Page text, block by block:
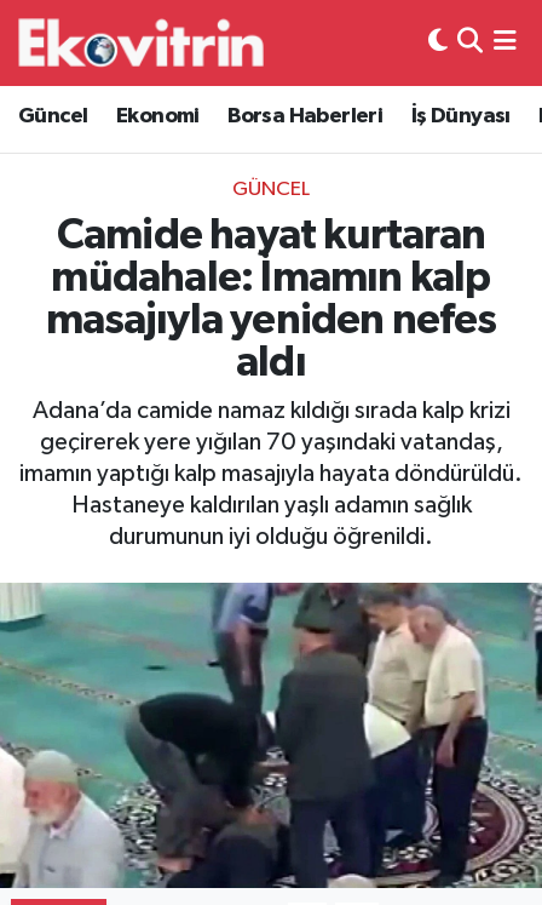
Güncel Ekonomi Borsa Haberleri İş Dünyası
GÜNCEL
Camide hayat kurtaran
müdahale: İmamın kalp
masajıyla yeniden nefes
aldı
Adana’da camide namaz kıldığı sırada kalp krizi
geçirerek yere yığılan 70 yaşındaki vatandaş,
imamın yaptığı kalp masajıyla hayata döndürüldü.
Hastaneye kaldırılan yaşlı adamın sağlık
durumunun iyi olduğu öğrenildi.
Güncel
Ekonomi
Borsa Haberleri
İş Dünyası
Lojistik
Otovitrin
Magazin
Gayrimenkul
Spor
Eğitim
Hava Durumu
Trafik Durumu
Süper Lig Puan Durumu ve Fikstür
Tüm Manşetler
Son Dakika Haberleri
Haber Arşivi